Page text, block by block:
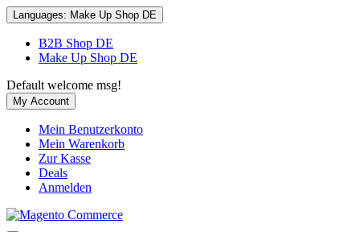
Languages: Make Up Shop DE
B2B Shop DE
Make Up Shop DE
Default welcome msg!
My Account
Mein Benutzerkonto
Mein Warenkorb
Zur Kasse
Deals
Anmelden